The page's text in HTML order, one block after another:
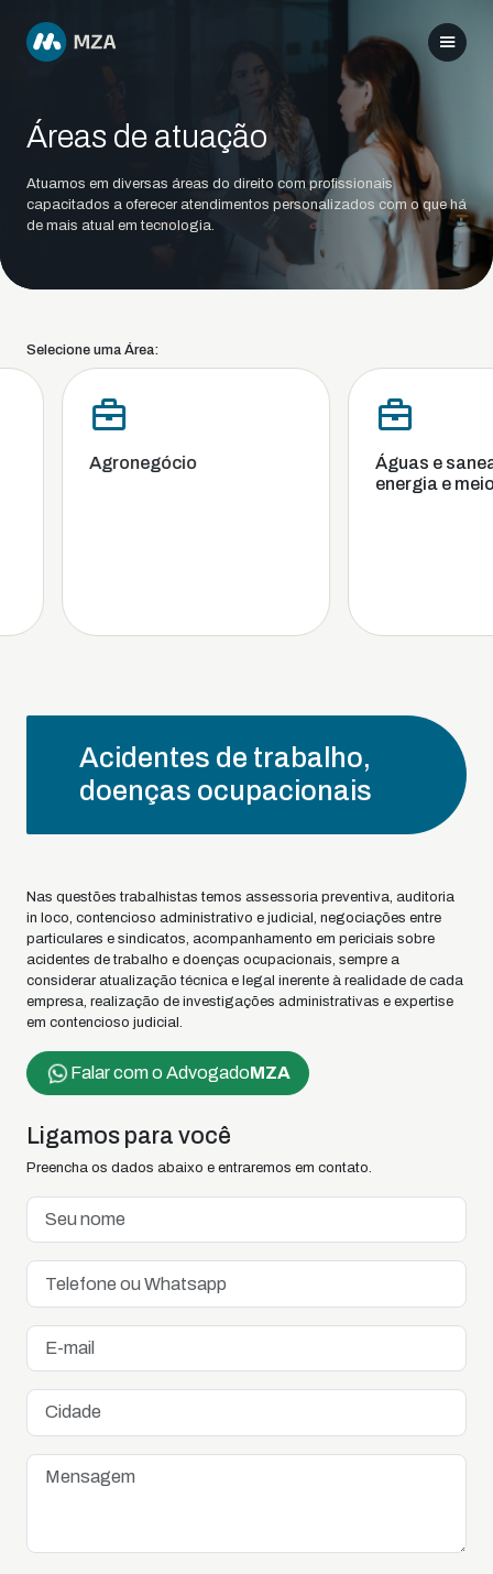
Áreas de atuação
Atuamos em diversas áreas do direito com profissionais
capacitados a oferecer atendimentos personalizados com o que há
de mais atual em tecnologia.
Selecione uma Área:
Agronegócio
Águas e
energia e
Acidentes de trabalho,
doenças ocupacionais
Nas questões trabalhistas temos assessoria preventiva, auditoria
in loco, contencioso administrativo e judicial, negociações entre
particulares e sindicatos, acompanhamento em periciais sobre
acidentes de trabalho e doenças ocupacionais, sempre a
considerar atualização técnica e legal inerente à realidade de cada
empresa, realização de investigações administrativas e expertise
em contencioso judicial.
Falar com o AdvogadoMZA
Ligamos para você
Preencha os dados abaixo e entraremos em contato.